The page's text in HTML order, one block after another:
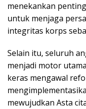
menekankan
untuk menjaga
integritas korps
Selain itu, seluruh
menjadi motor
keras mengawal
mewujudkan Asta